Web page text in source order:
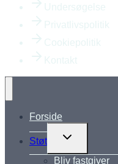
Forside
Støt
Skift
Bliv fastgiver